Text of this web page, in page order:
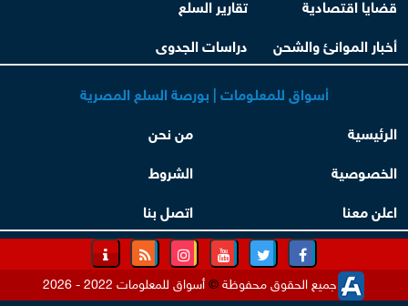
قضايا اقتصادية
تقارير السلع
أخبار الموانئ والشحن
دراسات الجدوى
أسواق للمعلومات | بورصة السلع المصرية
الرئيسية
من نحن
الخصوصية
الشروط
اعلن معنا
اتصل بنا
جميع الحقوق محفوظة©أسواق للمعلومات 2022 - 2026